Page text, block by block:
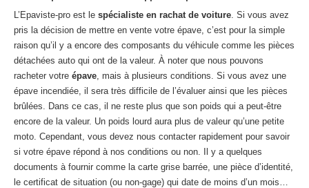
L’Epaviste-pro est le spécialiste en rachat de voiture. Si vous avez
pris la décision de mettre en vente votre épave, c’est pour la simple
raison qu’il y a encore des composants du véhicule comme les pièces
détachées auto qui ont de la valeur. À noter que nous pouvons
racheter votre épave, mais à plusieurs conditions. Si vous avez une
épave incendiée, il sera très difficile de l’évaluer ainsi que les pièces
brûlées. Dans ce cas, il ne reste plus que son poids qui a peut-être
encore de la valeur. Un poids lourd aura plus de valeur qu’une petite
moto. Cependant, vous devez nous contacter rapidement pour savoir
si votre épave répond à nos conditions ou non. Il y a quelques
documents à fournir comme la carte grise barrée, une pièce d’identité,
le certificat de situation (ou non-gage) qui date de moins d’un mois…